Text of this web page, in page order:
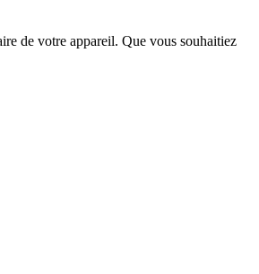
de votre appareil. Que vous souhaitiez